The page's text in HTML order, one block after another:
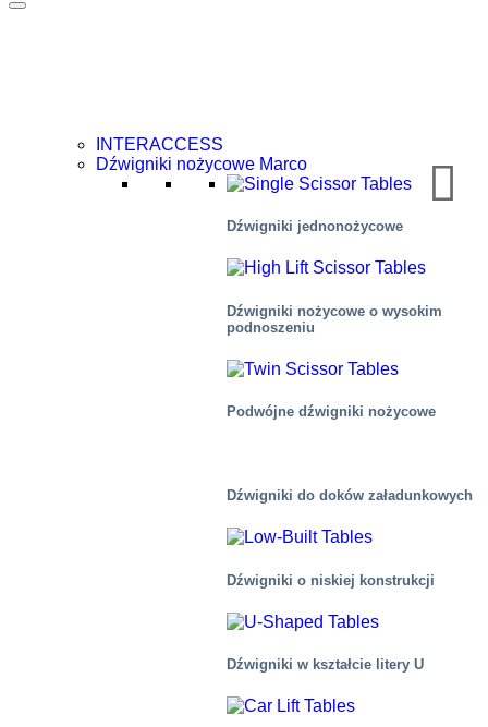
INTERACCESS
Dźwigniki nożycowe Marco
Dźwigniki jednonożycowe
Dźwigniki nożycowe o wysokim
podnoszeniu
Podwójne dźwigniki nożycowe
Dźwigniki do doków załadunkowych
Dźwigniki o niskiej konstrukcji
Dźwigniki w kształcie litery U